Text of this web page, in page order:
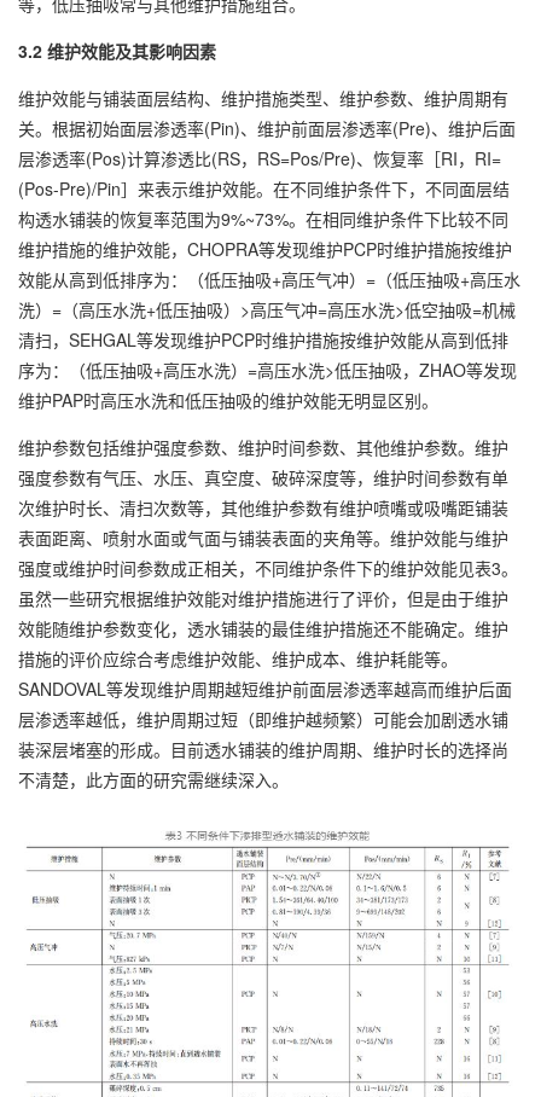
3.2 维护效能及其影响因素
维护效能与铺装面层结构、维护措施类型、维护参数、维护周期有
关。根据初始面层渗透率(Pin)、维护前面层渗透率(Pre)、维护后面
层渗透率(Pos)计算渗透比(RS，RS=Pos/Pre)、恢复率［RI，RI=
(Pos-Pre)/Pin］来表示维护效能。在不同维护条件下，不同面层结
构透水铺装的恢复率范围为9%~73%。在相同维护条件下比较不同
维护措施的维护效能，CHOPRA等发现维护PCP时维护措施按维护
效能从高到低排序为：（低压抽吸+高压气冲）=（低压抽吸+高压水
洗）=（高压水洗+低压抽吸）>高压气冲=高压水洗>低空抽吸=机械
清扫，SEHGAL等发现维护PCP时维护措施按维护效能从高到低排
序为：（低压抽吸+高压水洗）=高压水洗>低压抽吸，ZHAO等发现
维护PAP时高压水洗和低压抽吸的维护效能无明显区别。
维护参数包括维护强度参数、维护时间参数、其他维护参数。维护
强度参数有气压、水压、真空度、破碎深度等，维护时间参数有单
次维护时长、清扫次数等，其他维护参数有维护喷嘴或吸嘴距铺装
表面距离、喷射水面或气面与铺装表面的夹角等。维护效能与维护
强度或维护时间参数成正相关，不同维护条件下的维护效能见表3。
虽然一些研究根据维护效能对维护措施进行了评价，但是由于维护
效能随维护参数变化，透水铺装的最佳维护措施还不能确定。维护
措施的评价应综合考虑维护效能、维护成本、维护耗能等。
SANDOVAL等发现维护周期越短维护前面层渗透率越高而维护后面
层渗透率越低，维护周期过短（即维护越频繁）可能会加剧透水铺
装深层堵塞的形成。目前透水铺装的维护周期、维护时长的选择尚
不清楚，此方面的研究需继续深入。